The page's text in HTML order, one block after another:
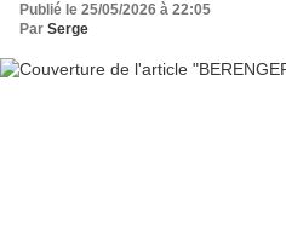
Publié le 25/05/2026 à 22:05
Par Serge